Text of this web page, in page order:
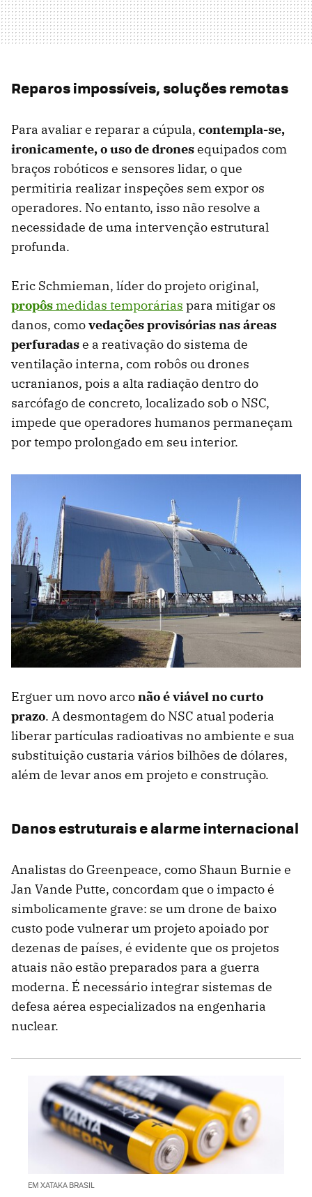
Reparos impossíveis, soluções remotas
Para avaliar e reparar a cúpula, contempla-se,
ironicamente, o uso de dronesequipados com
braços robóticos e sensores lidar, o que
permitiria realizar inspeções sem expor os
operadores. No entanto, isso não resolve a
necessidade de uma intervenção estrutural
profunda.
Eric Schmieman, líder do projeto original,
propôsmedidas temporárias para mitigar os
danos, comovedações provisórias nas áreas
perfuradase a reativação do sistema de
ventilação interna, com robôs ou drones
ucranianos, pois a alta radiação dentro do
sarcófago de concreto, localizado sob o NSC,
impede que operadores humanos permaneçam
por tempo prolongado em seu interior.
Erguer um novo arconão é viável no curto
prazo. A desmontagem do NSC atual poderia
liberar partículas radioativas no ambiente e sua
substituição custaria vários bilhões de dólares,
além de levar anos em projeto e construção.
Danos estruturais e alarme internacional
Analistas do Greenpeace, como Shaun Burnie e
Jan Vande Putte, concordam que o impacto é
simbolicamente grave: se um drone de baixo
custo pode vulnerar um projeto apoiado por
dezenas de países, é evidente que os projetos
atuais não estão preparados para a guerra
moderna. É necessário integrar sistemas de
defesa aérea especializados na engenharia
nuclear.
EM XATAKA BRASIL